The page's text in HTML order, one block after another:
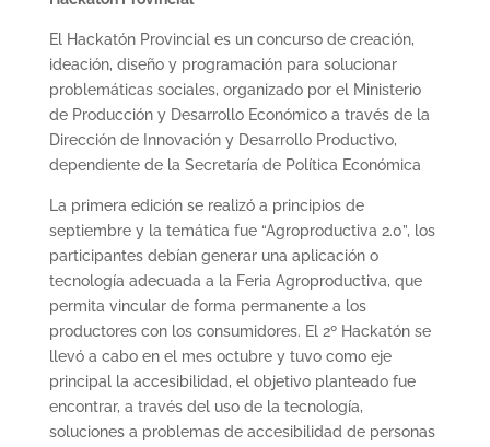
El Hackatón Provincial es un concurso de creación,
ideación, diseño y programación para solucionar
problemáticas sociales, organizado por el Ministerio
de Producción y Desarrollo Económico a través de la
Dirección de Innovación y Desarrollo Productivo,
dependiente de la Secretaría de Política Económica
La primera edición se realizó a principios de
septiembre y la temática fue “Agroproductiva 2.0”, los
participantes debían generar una aplicación o
tecnología adecuada a la Feria Agroproductiva, que
permita vincular de forma permanente a los
productores con los consumidores. El 2º Hackatón se
llevó a cabo en el mes octubre y tuvo como eje
principal la accesibilidad, el objetivo planteado fue
encontrar, a través del uso de la tecnología,
soluciones a problemas de accesibilidad de personas